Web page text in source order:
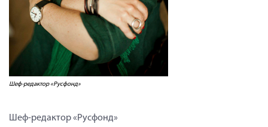
Шеф-редактор «Русфонд»
Шеф-редактор «Русфонд»